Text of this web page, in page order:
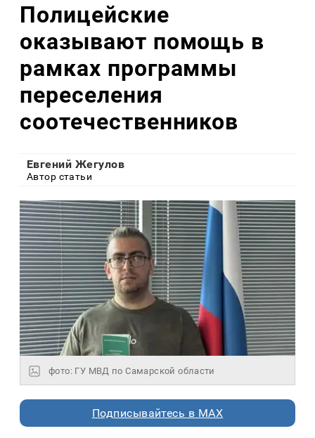
Полицейские
оказывают помощь в
рамках программы
переселения
соотечественников
Евгений Жегулов
Автор статьи
фото: ГУ МВД по Самарской области
Подписывайтесь в MAX